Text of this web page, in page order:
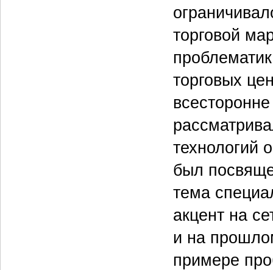
торговой
торговых
технологий
был
тема
акцент на
и на
примере